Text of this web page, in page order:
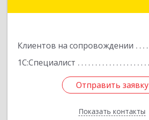
Клиентов на сопровождении
1С:Специалист
Отправить заявку
Показать контакты
Отправить заявку
Назад